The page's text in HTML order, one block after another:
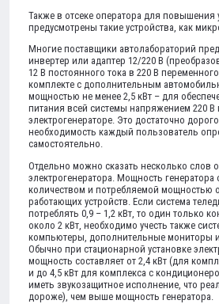
Также в отсеке оператора для повышения
предусмотрены такие устройства, как
Многие поставщики автолабораторий
инвертер или адаптер 12/220 В
12 В постоянного тока в 220 В
комплекте с дополнительным
мощностью не менее 2,5 кВт – для
питания всей системы напряжением 220
электрогенераторе. Это достаточно
необходимость каждый пользователь
самостоятельно.
Отдельно можно сказать несколько слов
электрогенератора. Мощность генератора
количеством и потребляемой мощностью
работающих устройств. Если система
потреблять 0,9 – 1,2 кВт, то один только
около 2 кВт, необходимо учесть также
компьютеры, дополнительные мониторы
Обычно при стационарной установке
мощность составляет от 2,4 кВт (для
и до 4,5 кВт для комплекса с
иметь звукозащитное исполнение, что
дороже), чем выше мощность генератора.